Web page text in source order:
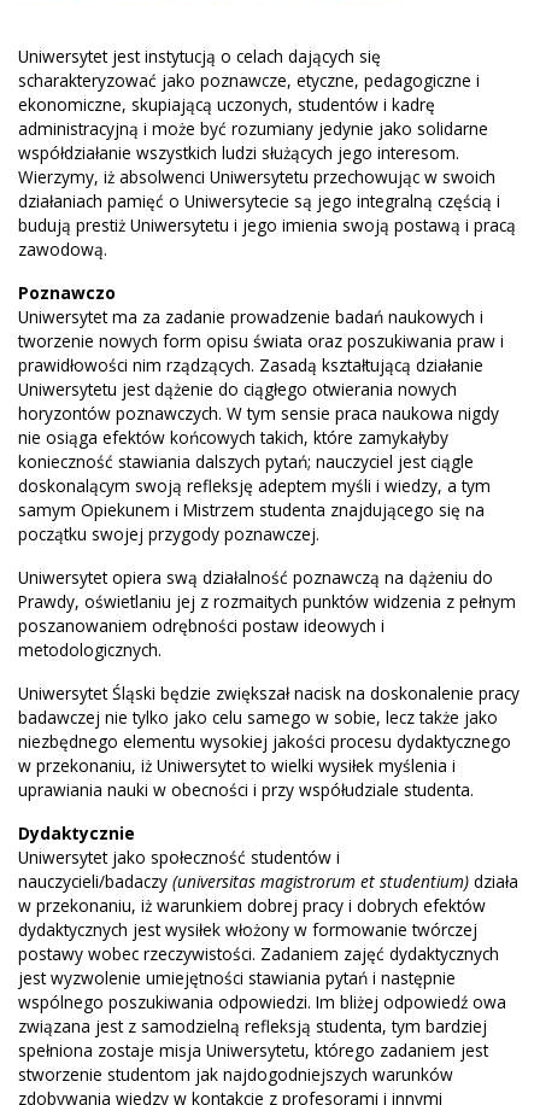
Uniwersytet jest instytucją o celach dających się
scharakteryzować jako poznawcze, etyczne, pedagogiczne i
ekonomiczne, skupiającą uczonych, studentów i kadrę
administracyjną i może być rozumiany jedynie jako solidarne
współdziałanie wszystkich ludzi służących jego interesom.
Wierzymy, iż absolwenci Uniwersytetu przechowując w swoich
działaniach pamięć o Uniwersytecie są jego integralną częścią i
budują prestiż Uniwersytetu i jego imienia swoją postawą i pracą
zawodową.
Poznawczo
Uniwersytet ma za zadanie prowadzenie badań naukowych i
tworzenie nowych form opisu świata oraz poszukiwania praw i
prawidłowości nim rządzących. Zasadą kształtującą działanie
Uniwersytetu jest dążenie do ciągłego otwierania nowych
horyzontów poznawczych. W tym sensie praca naukowa nigdy
nie osiąga efektów końcowych takich, które zamykałyby
konieczność stawiania dalszych pytań; nauczyciel jest ciągle
doskonalącym swoją refleksję adeptem myśli i wiedzy, a tym
samym Opiekunem i Mistrzem studenta znajdującego się na
początku swojej przygody poznawczej.
Uniwersytet opiera swą działalność poznawczą na dążeniu do
Prawdy, oświetlaniu jej z rozmaitych punktów widzenia z pełnym
poszanowaniem odrębności postaw ideowych i
metodologicznych.
Uniwersytet Śląski będzie zwiększał nacisk na doskonalenie pracy
badawczej nie tylko jako celu samego w sobie, lecz także jako
niezbędnego elementu wysokiej jakości procesu dydaktycznego
w przekonaniu, iż Uniwersytet to wielki wysiłek myślenia i
uprawiania nauki w obecności i przy współudziale studenta.
Dydaktycznie
Uniwersytet jako społeczność studentów i
nauczycieli/badaczy (universitas magistrorum et studentium) działa
w przekonaniu, iż warunkiem dobrej pracy i dobrych efektów
dydaktycznych jest wysiłek włożony w formowanie twórczej
postawy wobec rzeczywistości. Zadaniem zajęć dydaktycznych
jest wyzwolenie umiejętności stawiania pytań i następnie
wspólnego poszukiwania odpowiedzi. Im bliżej odpowiedź owa
związana jest z samodzielną refleksją studenta, tym bardziej
spełniona zostaje misja Uniwersytetu, którego zadaniem jest
stworzenie studentom jak najdogodniejszych warunków
zdobywania wiedzy w kontakcie z profesorami i innymi